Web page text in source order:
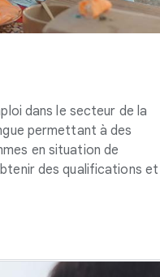
dans le secteur de la
permettant à des
en situation de
des qualifications et